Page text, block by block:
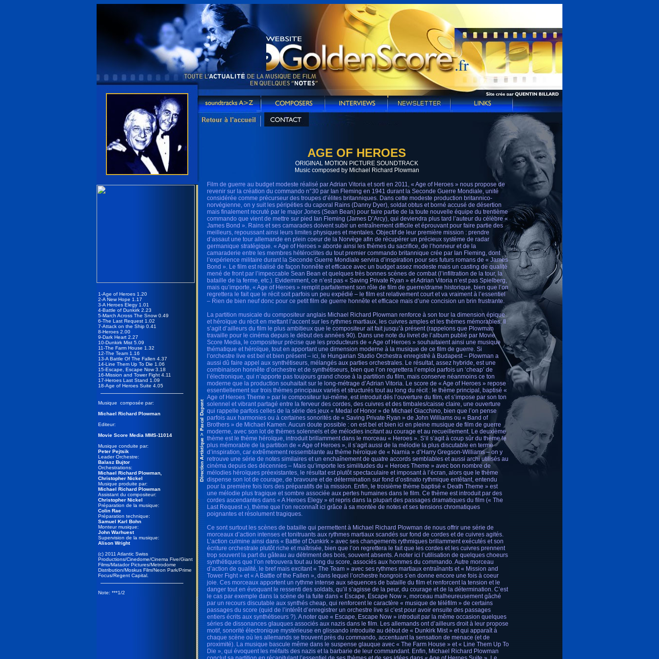
1-Age of Heroes 1.20
2-A New Hope 1.17
3-A Heroes Elegy 1.01
4-Battle of Dunkirk 2.23
5-March Across The Snow 0.49
6-The Last Request 1.02
7-Attack on the Ship 0.41
8-Heroes 2.00
9-Dark Heart 2.27
10-Dunkirk Mist 5.09
11-The Farm House 1.32
12-The Team 1.16
13-A Battle Of The Fallen 4.37
14-Line Them Up To Die 1.06
15-Escape, Escape Now 3.18
16-Mission and Tower Fight 4.11
17-Heroes Last Stand 1.09
18-Age of Heroes Suite 4.05
Musique composée par:
Michael Richard Plowman
Editeur:
Movie Score Media MMS-11014
Musique conduite par:
Peter Pejtsik
Leader Orchestre:
Balasz Bujtor
Orchestrations:
Michael Richard Plowman,
Christopher Nickel
Musique produite par:
Michael Richard Plowman
Assistant du compositeur:
Christopher Nickel
Préparation de la musique:
Colin Rae
Préparation technique:
Samuel Karl Bohn
Monteur musique:
John Warhuest
Supervision de la musique:
Alison Wright
(c) 2011 Atlantic Swiss
Productions/Cinedome/Cinema Five/Giant
Films/Matador Pictures/Metrodome
Distribution/Moskus Film/Neon Park/Prime
Focus/Regent Capital.
Note: ***1/2
AGE OF HEROES
ORIGINAL MOTION PICTURE SOUNDTRACK
Music composed by Michael Richard Plowman
Film de guerre au budget modeste réalisé par Adrian Vitoria et sorti en 2011, « Age of Heroes » nous propose de
revenir sur la création du commando n°30 par Ian Fleming en 1941 durant la Seconde Guerre Mondiale, unité
considérée comme précurseur des troupes d’élites britanniques. Dans cette modeste production britannico-
norvégienne, on y suit les péripéties du caporal Rains (Danny Dyer), soldat obtus et borné accusé de désertion
mais finalement recruté par le major Jones (Sean Bean) pour faire partie de la toute nouvelle équipe du trentième
commando que vient de mettre sur pied Ian Fleming (James D’Arcy), qui deviendra plus tard l’auteur du célèbre «
James Bond ». Rains et ses camarades doivent subir un entraînement difficile et éprouvant pour faire partie des
meilleurs, repoussant ainsi leurs limites physiques et mentales. Objectif de leur première mission : prendre
d’assaut une tour allemande en plein coeur de la Norvège afin de récupérer un précieux système de radar
germanique stratégique. « Age of Heroes » aborde ainsi les thèmes du sacrifice, de l’honneur et de la
camaraderie entre les membres hétéroclites du tout premier commando britannique crée par Ian Fleming, dont
l’expérience militaire durant la Seconde Guerre Mondiale servira d’inspiration pour ses futurs romans de « James
Bond ». Le film est réalisé de façon honnête et efficace avec un budget assez modeste mais un casting de qualité
mené de front par l’impeccable Sean Bean et quelques très bonnes scènes de combat (l’infiltration de la tour, la
bataille de la ferme, etc.). Evidemment, ce n’est pas « Saving Private Ryan » et Adrian Vitoria n’est pas Spielberg,
mais qu’importe, « Age of Heroes » remplit parfaitement son rôle de film de guerre/drame historique, bien que l’on
regrettera le fait que le récit soit parfois un peu expédié – le film est relativement court et va vraiment à l’essentiel
– Rien de bien neuf donc pour ce petit film de guerre honnête et efficace mais d’une concision un brin frustrante.
La partition musicale du compositeur anglais Michael Richard Plowman renforce à son tour la dimension épique
et héroïque du récit en mettant l’accent sur les rythmes martiaux, les cuivres amples et les thèmes mémorables. Il
s’agit d’ailleurs du film le plus ambitieux que le compositeur ait fait jusqu’à présent (rappelons que Plowman
travaille pour le cinéma depuis le début des années 90). Dans une note du livret de l’album publié par Movie
Score Media, le compositeur précise que les producteurs de « Age of Heroes » souhaitaient ainsi une musique
thématique et héroïque, tout en apportant une dimension moderne à la musique de ce film de guerre. Si
l’orchestre live est bel et bien présent – ici, le Hungarian Studio Orchestra enregistré à Budapest – Plowman a
aussi dû faire appel aux synthétiseurs, mélangés aux parties orchestrales. Le résultat, assez hybride, est une
combinaison honnête d’orchestre et de synthétiseurs, bien que l’on regrettera l’emploi parfois un ‘cheap’ de
l’électronique, qui n’apporte pas toujours grand chose à la partition du film, mais conserve néanmoins ce ton
moderne que la production souhaitait sur le long-métrage d’Adrian Vitoria. Le score de « Age of Heroes » repose
essentiellement sur trois thèmes principaux variés et structurés tout au long du récit : le thème principal, baptisé «
Age of Heroes Theme » par le compositeur lui-même, est introduit dès l’ouverture du film, et s’impose par son ton
solennel et vibrant partagé entre la ferveur des cordes, des cuivres et des timbales/caisse claire, une ouverture
qui rappelle parfois celles de la série des jeux « Medal of Honor » de Michael Giacchino, bien que l’on pense
parfois aux harmonies ou à certaines sonorités de « Saving Private Ryan » de John Williams ou « Band of
Brothers » de Michael Kamen. Aucun doute possible : on est bel et bien ici en pleine musique de film de guerre
moderne, avec son lot de thèmes solennels et de mélodies incitant au courage et au recueillement. Le deuxième
thème est le thème héroïque, introduit brillamment dans le morceau « Heroes ». S’il s’agit à coup sûr du thème le
plus mémorable de la partition de « Age of Heroes », il s’agit aussi de la mélodie la plus discutable en terme
d’inspiration, car extrêmement ressemblante au thème héroïque de « Narnia » d’Harry Gregson-Williams – on y
retrouve une série de notes similaires et un enchaînement de quatre accords semblables et aussi archi utilisés au
cinéma depuis des décennies – Mais qu’importe les similitudes du « Heroes Theme » avec bon nombre de
mélodies héroïques préexistantes, le résultat est plutôt spectaculaire et imposant à l’écran, alors que le thème
dispense son lot de courage, de bravoure et de détermination sur fond d’ostinato rythmique entêtant, entendu
pour la première fois lors des préparatifs de la mission. Enfin, le troisième thème baptisé « Death Theme » est
une mélodie plus tragique et sombre associée aux pertes humaines dans le film. Ce thème est introduit par des
cordes ascendantes dans « A Heroes Elegy » et repris dans la plupart des passages dramatiques du film (« The
Last Request »), thème que l’on reconnaît ici grâce à sa montée de notes et ses tensions chromatiques
poignantes et résolument tragiques.
Ce sont surtout les scènes de bataille qui permettent à Michael Richard Plowman de nous offrir une série de
morceaux d’action intenses et tonitruants aux rythmes martiaux scandés sur fond de cordes et de cuivres agités.
L’action culmine ainsi dans « Battle of Dunkirk » avec ses changements rythmiques brillamment exécutés et son
écriture orchestrale plutôt riche et maîtrisée, bien que l’on regrettera le fait que les cordes et les cuivres prennent
trop souvent la part du gâteau au détriment des bois, souvent absents. A noter ici l’utilisation de quelques choeurs
synthétiques que l’on retrouvera tout au long du score, associés aux hommes du commando. Autre morceau
d’action de qualité, le bref mais excitant « The Team » avec ses rythmes martiaux entraînants et « Mission and
Tower Fight » et « A Battle of the Fallen », dans lequel l’orchestre hongrois s’en donne encore une fois à coeur
joie. Ces morceaux apportent un rythme intense aux séquences de bataille du film et renforcent la tension et le
danger tout en évoquant le ressenti des soldats, qu’il s’agisse de la peur, du courage et de la détermination. C’est
le cas par exemple dans la scène de la fuite dans « Escape, Escape Now », morceau malheureusement gâché
par un recours discutable aux synthés cheap, qui renforcent le caractère « musique de téléfilm » de certains
passages du score (quid de l’intérêt d’enregistrer un orchestre live si c’est pour avoir ensuite des passages
entiers écrits aux synthétiseurs ?). A noter que « Escape, Escape Now » introduit par la même occasion quelques
séries de dissonances glauques associés aux nazis dans le film. Les allemands ont d’ailleurs droit à leur propose
motif, sonorité électronique mystérieuse en glissando introduite au début de « Dunkirk Mist » et qui apparaît à
chaque scène où les allemands se trouvent près du commando, accentuant la sensation de menace (et de
proximité). La musique bascule même dans le suspense glauque avec « The Farm House » et « Line Them Up To
Die », qui évoquent les méfaits des nazis et la barbarie de leur commandant. Enfin, Michael Richard Plowman